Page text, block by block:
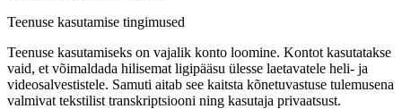
Teenuse kasutamise tingimused
Teenuse kasutamiseks on vajalik konto loomine. Kontot kasutatakse
vaid, et võimaldada hilisemat ligipääsu ülesse laetavatele heli- ja
videosalvestistele. Samuti aitab see kaitsta kõnetuvastuse tulemusena
valmivat tekstilist transkriptsiooni ning kasutaja privaatsust.